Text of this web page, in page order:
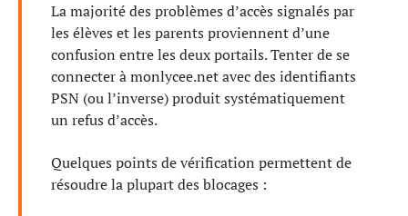
La majorité des problèmes d’accès signalés par
les élèves et les parents proviennent d’une
confusion entre les deux portails. Tenter de se
connecter à monlycee.net avec des identifiants
PSN (ou l’inverse) produit systématiquement
un refus d’accès.
Quelques points de vérification permettent de
résoudre la plupart des blocages :